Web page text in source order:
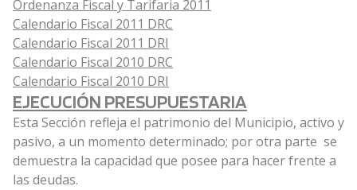
Ordenanza Fiscal y Tarifaria 2011
Calendario Fiscal 2011 DRC
Calendario Fiscal 2011 DRI
Calendario Fiscal 2010 DRC
Calendario Fiscal 2010 DRI
EJECUCIÓN PRESUPUESTARIA
Esta Sección refleja el patrimonio del Municipio, activo y
pasivo, a un momento determinado; por otra parte se
demuestra la capacidad que posee para hacer frente a
las deudas.